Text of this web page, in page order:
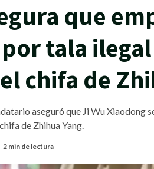
que
tala
chifa de
aseguró que Ji Wu Xiaodong
de Zhihua Yang.
2 min de lectura